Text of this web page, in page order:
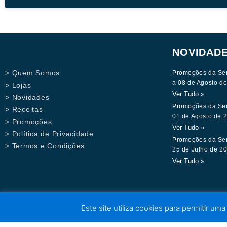
> Quem Somos
> Lojas
> Novidades
> Receitas
> Promoções
> Política de Privacidade
> Termos e Condições
Promoções da
a 08 de Agosto
Ver Tudo »
Promoções da
01 de Agosto de
Ver Tudo »
Promoções da
25 de Julho de
Ver Tudo »
Este site utiliza cookies para permitir